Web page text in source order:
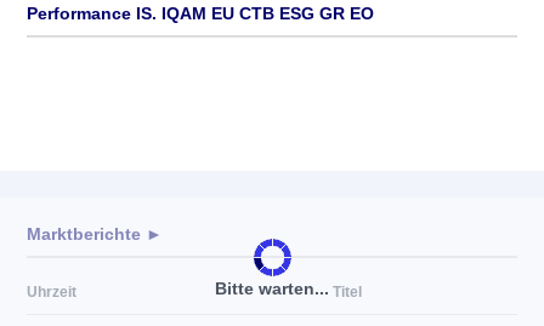
Performance IS. IQAM EU CTB ESG GR EO
Bitte warten...
Marktberichte ►
Uhrzeit Titel